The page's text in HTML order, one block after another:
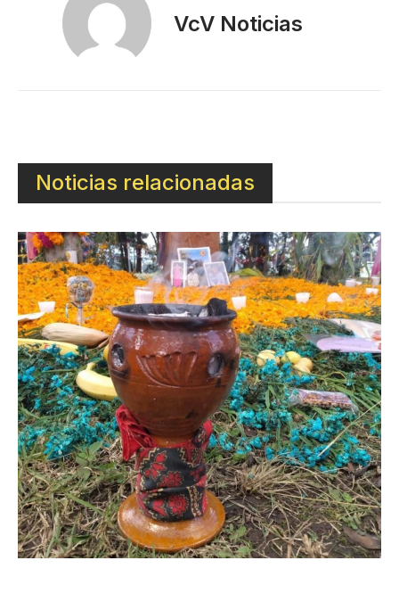
VcV Noticias
Noticias relacionadas